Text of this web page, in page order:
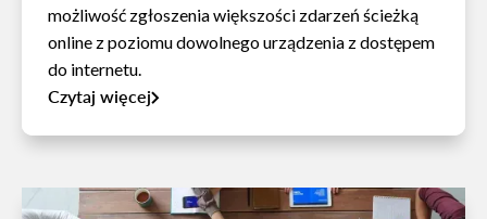
możliwość zgłoszenia większości zdarzeń ścieżką
online z poziomu dowolnego urządzenia z dostępem
do internetu.
Czytaj więcej